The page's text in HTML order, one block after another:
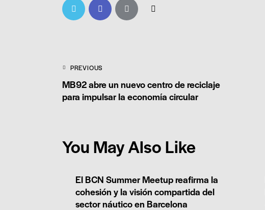
PREVIOUS
MB92 abre un nuevo centro de reciclaje
para impulsar la economía circular
You May Also Like
El BCN Summer Meetup reafirma la
cohesión y la visión compartida del
sector náutico en Barcelona